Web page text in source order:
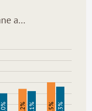
a...
12% 11% 15% 13%